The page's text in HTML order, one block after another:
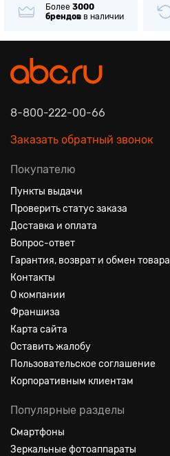
Более 3000
брендов в наличии
8-800-222-00-66
Заказать обратный звонок
Покупателю
Пункты выдачи
Проверить статус заказа
Доставка и оплата
Вопрос-ответ
Гарантия, возврат и обмен товара
Контакты
О компании
Франшиза
Карта сайта
Оставить жалобу
Пользовательское соглашение
Корпоративным клиентам
Популярные разделы
Смартфоны
Зеркальные фотоаппараты